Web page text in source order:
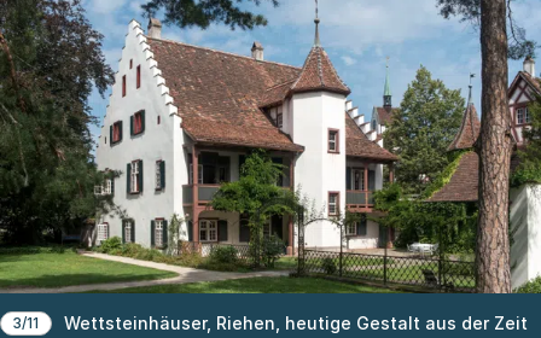
3/11
Wettsteinhäuser, Riehen, heutige Gestalt aus der Zeit